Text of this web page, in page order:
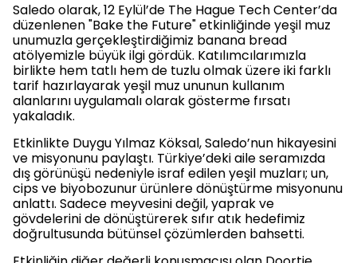
Saledo olarak, 12 Eylül’de The Hague Tech Center’da
düzenlenen "Bake the Future" etkinliğinde yeşil muz
unumuzla gerçekleştirdiğimiz banana bread
atölyemizle büyük ilgi gördük. Katılımcılarımızla
birlikte hem tatlı hem de tuzlu olmak üzere iki farklı
tarif hazırlayarak yeşil muz ununun kullanım
alanlarını uygulamalı olarak gösterme fırsatı
yakaladık.
Etkinlikte Duygu Yılmaz Köksal, Saledo’nun hikayesini
ve misyonunu paylaştı. Türkiye’deki aile seramızda
dış görünüşü nedeniyle israf edilen yeşil muzları; un,
cips ve biyobozunur ürünlere dönüştürme misyonunu
anlattı. Sadece meyvesini değil, yaprak ve
gövdelerini de dönüştürerek sıfır atık hedefimiz
doğrultusunda bütünsel çözümlerden bahsetti.